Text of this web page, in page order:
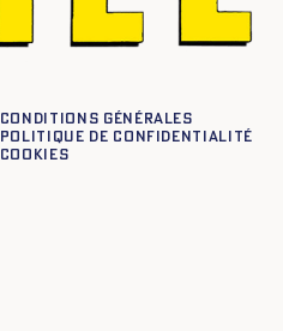
Conditions générales
Politique de confidentialité
Cookies